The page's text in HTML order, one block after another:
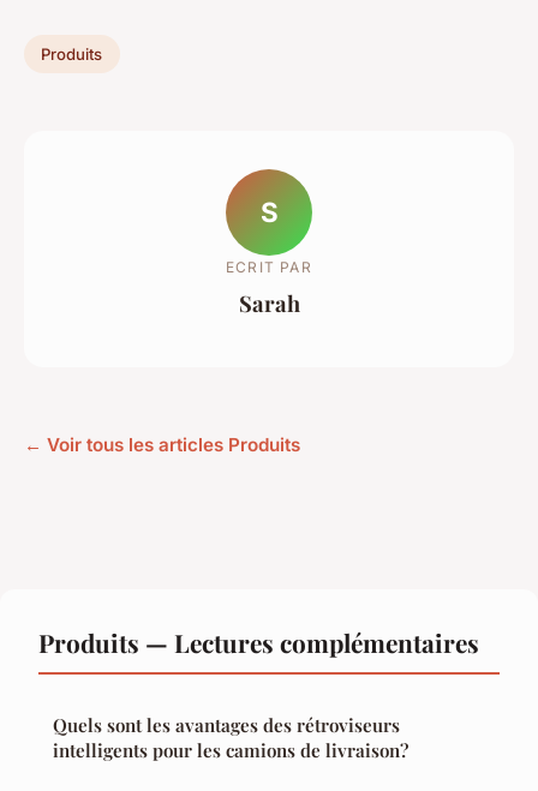
Produits
S
ECRIT PAR
Sarah
← Voir tous les articles Produits
Produits — Lectures complémentaires
Quels sont les avantages des rétroviseurs
intelligents pour les camions de livraison?